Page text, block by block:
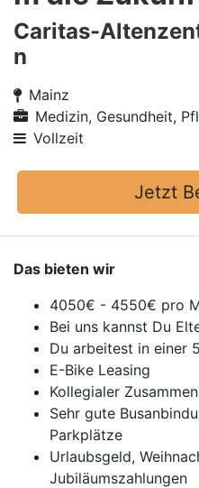
Caritas-
n
Mainz
Medizin, Gesundheit,
Vollzeit
Jetzt
Das bieten wir
4050€ - 4550€ pro
Bei uns kannst Du
Du arbeitest in einer
E-Bike Leasing
Kollegialer
Sehr gute
Parkplätze
Urlaubsgeld,
Jubiläumszahlungen